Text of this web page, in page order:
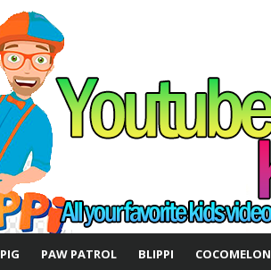
PAW PATROL BLIPPI COCOMELON